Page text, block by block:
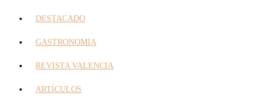
DESTACADO
GASTRONOMIA
REVISTA VALENCIA
ARTÍCULOS